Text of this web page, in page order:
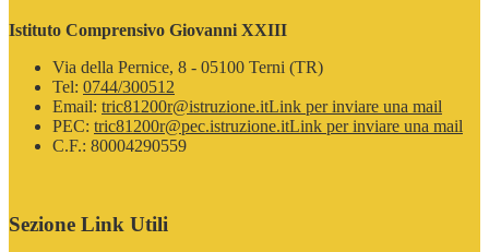
Istituto Comprensivo Giovanni XXIII
Via della Pernice, 8 - 05100 Terni (TR)
Tel: 0744/300512
Email: tric81200r@istruzione.itLink per inviare una mail
PEC: tric81200r@pec.istruzione.itLink per inviare una mail
C.F.: 80004290559
Sezione Link Utili